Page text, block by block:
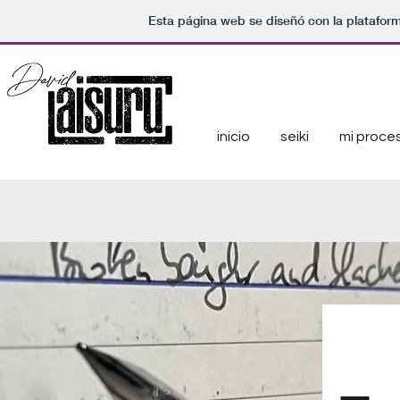
Esta página web se diseñó con la
inicio seiki mi